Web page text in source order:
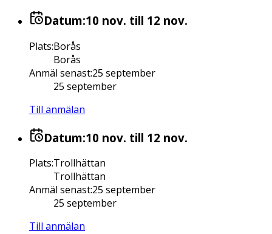
Datum:10 nov. till 12 nov.
Plats:Borås
Borås
Anmäl senast:25 september
25 september
Till anmälan
Datum:10 nov. till 12 nov.
Plats:Trollhättan
Trollhättan
Anmäl senast:25 september
25 september
Till anmälan